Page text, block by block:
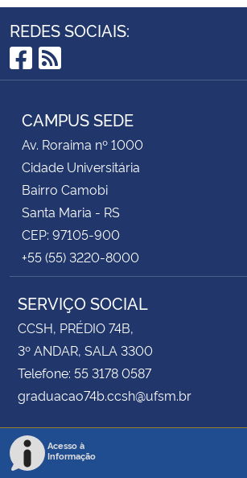
REDES SOCIAIS:
Facebook
RSS
CAMPUS SEDE
Av. Roraima nº 1000
Cidade Universitária
Bairro Camobi
Santa Maria - RS
CEP: 97105-900
+55 (55) 3220-8000
SERVIÇO SOCIAL
CCSH, PRÉDIO 74B,
3º ANDAR, SALA 3300
Telefone: 55 3178 0587
graduacao74b.ccsh@ufsm.br
Acesso à
Informação